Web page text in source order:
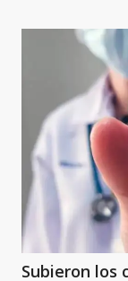
Subieron los